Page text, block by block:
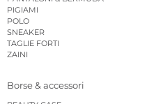
PIGIAMI
POLO
SNEAKER
TAGLIE FORTI
ZAINI
Borse & accessori